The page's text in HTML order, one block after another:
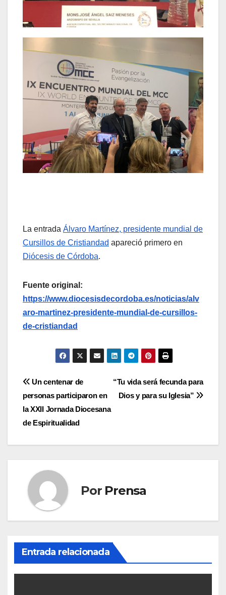
La entrada Álvaro Martínez, presidente mundial de
Cursillos de Cristiandad apareció primero en
Diócesis de Córdoba.
Fuente original:
https://www.diocesisdecordoba.es/noticias/alv
aro-martinez-presidente-mundial-de-cursillos-
de-cristiandad
Navegación
de
entradas
“Tu vida será fecunda para
Dios y para su Iglesia”
Un centenar de
personas participaron en
la XXII Jornada Diocesana
de Espiritualidad
Por Prensa
Entrada relacionada